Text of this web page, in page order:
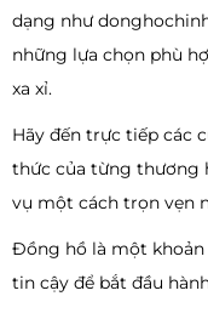
dạng như
những lựa chọn phù
xa xỉ.
Hãy đến trực tiếp các
thức của từng thương
vụ một cách trọn vẹn
Đồng hồ là một khoản
tin cậy để bắt đầu